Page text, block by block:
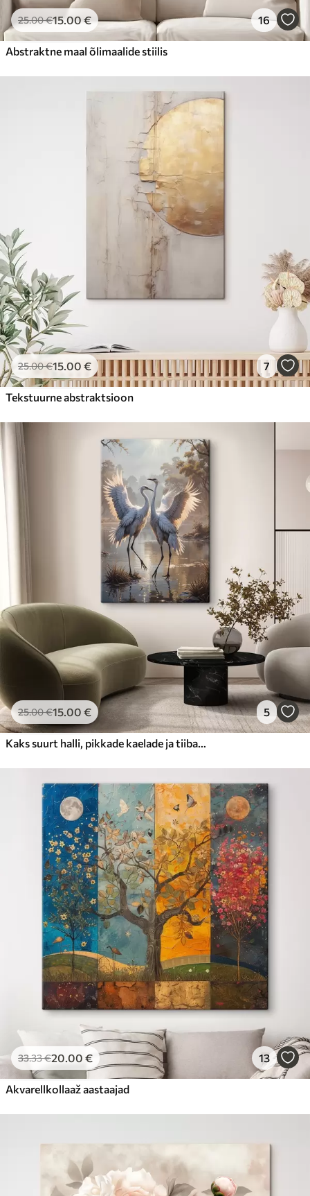
25.00€15.00€ 16
Abstraktne maal õlimaalide stiilis
25.00€15.00 € 7
Tekstuurne abstraktsioon
25.00€15.00 € 5
Kaks suurt halli, pikkade kaelade ja tiibadega kraanat, mis seisavad puudest ümbritsetud udujärves
33.33€20.00 € 13
Akvarellkollaaž aastaajad